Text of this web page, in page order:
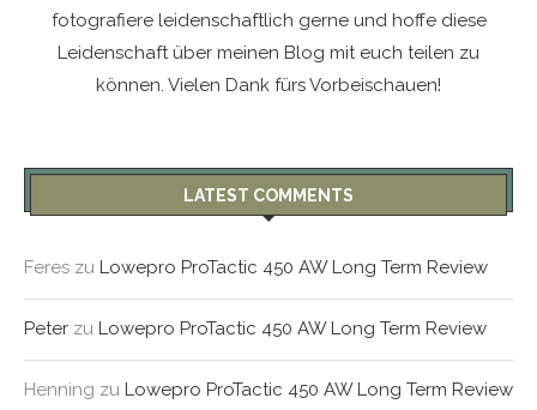
fotografiere leidenschaftlich gerne und hoffe diese
Leidenschaft über meinen Blog mit euch teilen zu
können. Vielen Dank fürs Vorbeischauen!
LATEST COMMENTS
Feres zu Lowepro ProTactic 450 AW Long Term Review
Peter zu Lowepro ProTactic 450 AW Long Term Review
Henning zu Lowepro ProTactic 450 AW Long Term Review